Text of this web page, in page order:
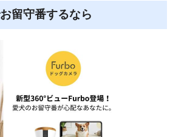
留守番するなら